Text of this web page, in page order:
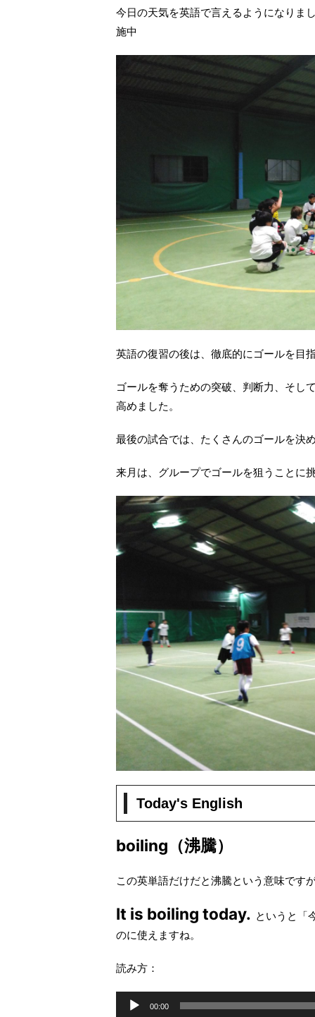
今日の天気を英語で言えるようになりま
施中
英語の復習の後は、徹底的にゴールを目
ゴールを奪うための突破、判断力、そし
高めました。
最後の試合では、たくさんのゴールを決
来月は、グループでゴールを狙うことに
Today's English
boiling（沸騰）
この英単語だけだと沸騰という意味ですが
It is boiling today. というと「
のに使えますね。
読み方：
00:00